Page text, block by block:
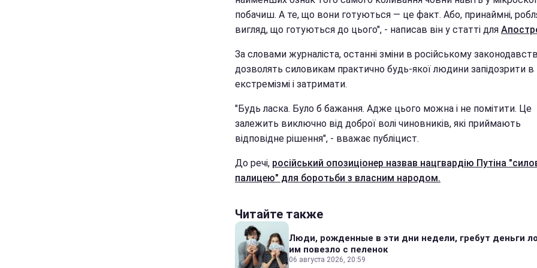
побачиш. А те, що вони готуються — це факт. Або, принаймні,
вигляд, що готуються до цього", - написав він у статті для
За словами журналіста, останні зміни в російському
дозволять силовикам практично будь-якої людини запідозрити в
екстремізмі і затримати.
"Будь ласка. Було б бажання. Адже цього можна і не помітити. Це
залежить виключно від доброї волі чиновників, які приймають
відповідне рішення", - вважає публіцист.
До речі, російський опозиціонер назвав нацгвардію Путіна
палицею" для боротьби з власним народом.
Читайте также
Люди, рожденные в эти дни недели, гребут деньги
им повезло с пеленок
06 августа 2026, 20:59